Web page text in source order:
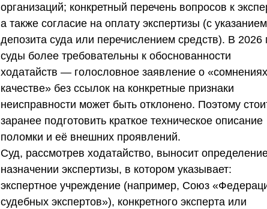
организаций; конкретный перечень вопросов к
а также согласие на оплату экспертизы (с указанием
депозита суда или перечислением средств). В 2026
суды более требовательны к обоснованности
ходатайств — голословное заявление о
качестве» без ссылок на конкретные признаки
неисправности может быть отклонено. Поэтому
заранее подготовить краткое техническое описание
поломки и её внешних проявлений.
Суд, рассмотрев ходатайство, выносит
назначении экспертизы, в котором указывает:
экспертное учреждение (например, Союз
судебных экспертов»), конкретного эксперта или